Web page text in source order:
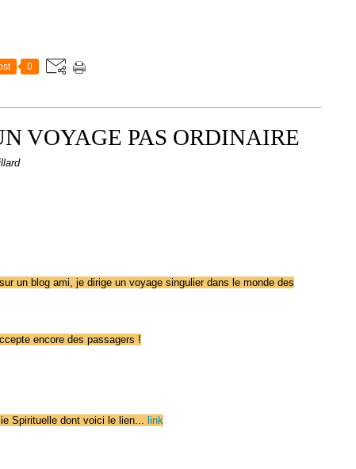
0
VOYAGE PAS ORDINAIRE
un blog ami, je dirige un voyage singulier dans le monde des
encore des passagers !
Spirituelle dont voici le lien... link